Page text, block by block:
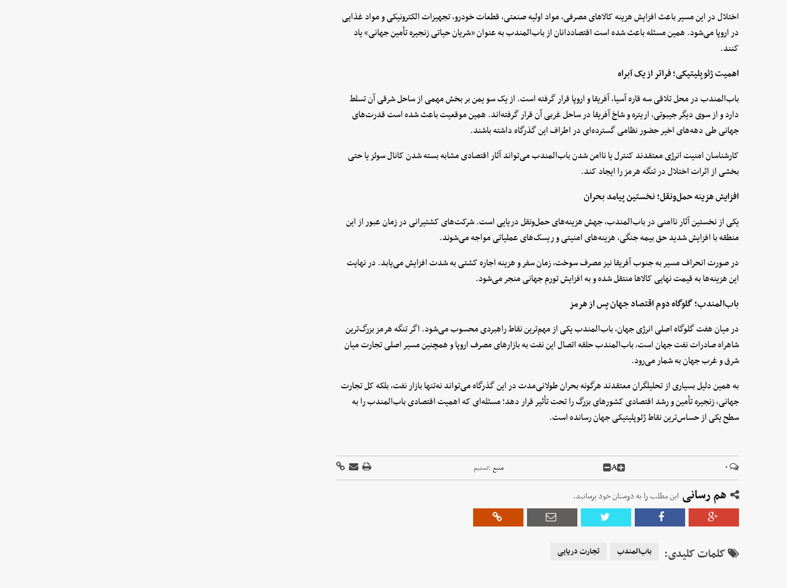
اختلال در این مسیر باعث افزایش هزینه کالاهای مصرفی، مواد اولیه صنعتی، قطعات خودرو، تجهیزات الکترونیکی و مواد غذایی
در اروپا می‌شود. همین مسئله باعث شده است اقتصاددانان از باب‌المندب به عنوان «شریان حیاتی زنجیره تأمین جهانی» یاد
کنند.
اهمیت ژئوپلیتیکی؛ فراتر از یک آبراه
باب‌المندب در محل تلاقی سه قاره آسیا، آفریقا و اروپا قرار گرفته است. از یک سو یمن بر بخش مهمی از ساحل شرقی آن تسلط
دارد و از سوی دیگر جیبوتی، اریتره و شاخ آفریقا در ساحل غربی آن قرار گرفته‌اند. همین موقعیت باعث شده است قدرت‌های
جهانی طی دهه‌های اخیر حضور نظامی گسترده‌ای در اطراف این گذرگاه داشته باشند.
کارشناسان امنیت انرژی معتقدند کنترل یا ناامن شدن باب‌المندب می‌تواند آثار اقتصادی مشابه بسته شدن کانال سوئز یا حتی
بخشی از اثرات اختلال در تنگه هرمز را ایجاد کند.
افزایش هزینه حمل‌ونقل؛ نخستین پیامد بحران
یکی از نخستین آثار ناامنی در باب‌المندب، جهش هزینه‌های حمل‌ونقل دریایی است. شرکت‌های کشتیرانی در زمان عبور از این
منطقه با افزایش شدید حق بیمه جنگی، هزینه‌های امنیتی و ریسک‌های عملیاتی مواجه می‌شوند.
در صورت انحراف مسیر به جنوب آفریقا نیز مصرف سوخت، زمان سفر و هزینه اجاره کشتی به شدت افزایش می‌یابد. در نهایت
این هزینه‌ها به قیمت نهایی کالاها منتقل شده و به افزایش تورم جهانی منجر می‌شود.
باب‌المندب؛ گلوگاه دوم اقتصاد جهان پس از هرمز
در میان هفت گلوگاه اصلی انرژی جهان، باب‌المندب یکی از مهم‌ترین نقاط راهبردی محسوب می‌شود. اگر تنگه هرمز بزرگ‌ترین
شاهراه صادرات نفت جهان است، باب‌المندب حلقه اتصال این نفت به بازارهای مصرف اروپا و همچنین مسیر اصلی تجارت میان
شرق و غرب جهان به شمار می‌رود.
به همین دلیل بسیاری از تحلیلگران معتقدند هرگونه بحران طولانی‌مدت در این گذرگاه می‌تواند نه‌تنها بازار نفت، بلکه کل تجارت
جهانی، زنجیره تأمین و رشد اقتصادی کشورهای بزرگ را تحت تأثیر قرار دهد؛ مسئله‌ای که اهمیت اقتصادی باب‌المندب را به
سطح یکی از حساس‌ترین نقاط ژئوپلیتیکی جهان رسانده است.
۰ A منبع :تسنیم
هم رسانی این مطلب را به دوستان خود برسانید.
کلمات کلیدی: باب‌المندب تجارت دریایی